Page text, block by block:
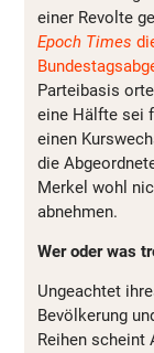
einer Revolte
Epoch Times
Parteibasis
eine Hälfte sei
einen
die
Merkel wohl
abnehmen.
Wer oder was
Ungeachtet
Bevölkerung
Reihen scheint